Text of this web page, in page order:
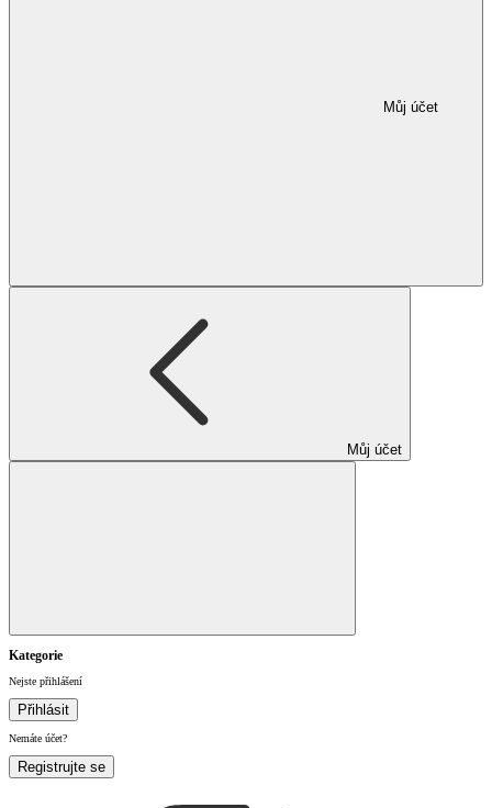
Můj účet
Můj účet
Kategorie
Nejste přihlášení
Přihlásit
Nemáte účet?
Registrujte se